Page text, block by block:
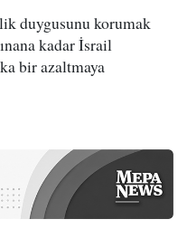
duygusunu korumak
kadar İsrail
bir azaltmaya